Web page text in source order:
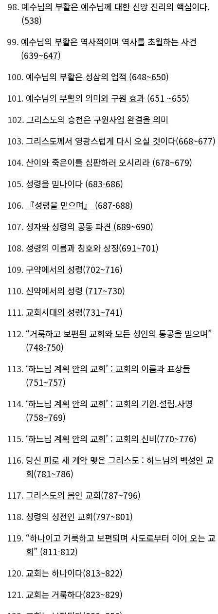
98. 예수님의 부활은 예수님께 대한 신앙 진리의 핵심이다.
(538)
99. 예수님의 부활은 역사적이며 역사를 초월하는 사건
(639~647)
100. 예수님의 부활은 성삼의 업적 (648~650)
101. 예수님의 부활의 의미와 구원 효과 (651 ~655)
102. 그리스도의 승천은 구원사업 완결을 의미
103. 그리스도께서 영광스럽게 다시 오실 것이다(668~677)
104. 산이와 죽은이를 심판하러 오시리라 (678~679)
105. 성령을 믿나이다 (683-686)
106. 『성령을 믿으며』 (687-688)
107. 성자와 성령의 공동 파견 (689~690)
108. 성령의 이름과 칭호와 상징(691~701)
109. 구약에서의 성령(702~716)
110. 신약에서의 성령 (717~730)
111. 교회시대의 성령(731~741)
112. “거룩하고 보편된 교회와 모든 성인의 통공을 믿으며”
(748-750)
113. ‘하느님 계획 안의 교회’ : 교회의 이름과 표상들
(751~757)
114. ‘하느님 계획 안의 교회’ : 교회의 기원.설립.사명
(758~769)
115. ‘하느님 계획 안의 교회’ : 교회의 신비(770~776)
116. 당신 피로 새 계약 맺은 그리스도 : 하느님의 백성인 교
회(781~786)
117. 그리스도의 몸인 교회(787~796)
118. 성령의 성전인 교회(797~801)
119. “하나이고 거룩하고 보편되며 사도로부터 이어 오는 교
회” (811-812)
120. 교회는 하나이다(813~822)
121. 교회는 거룩하다(823~829)